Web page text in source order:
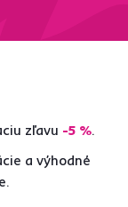
zľavu -5 %.
a výhodné